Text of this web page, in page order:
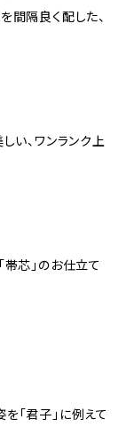
間隔良く配した、
い、ワンランク上
帯芯」のお仕立て
「君子」に例えて